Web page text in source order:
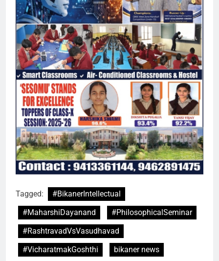
Tagged:
#BikanerIntellectual
#MaharshiDayanand
#PhilosophicalSeminar
#RashtravadVsVasudhavad
#VicharatmakGoshthi
bikaner news